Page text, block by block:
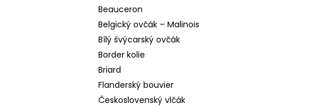
Beauceron
Belgický ovčák – Malinois
Bílý švýcarský ovčák
Border kolie
Briard
Flanderský bouvier
Československý vlčák